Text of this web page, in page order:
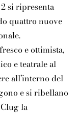
si ripresenta
quattro nuove
e ottimista,
e teatrale al
all’interno del
e si ribellano
la